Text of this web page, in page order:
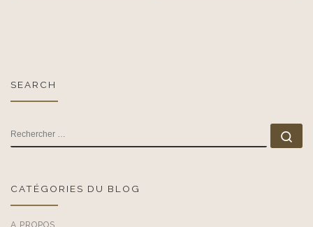
SEARCH
RECHERCHER
CATÉGORIES DU BLOG
A PROPOS